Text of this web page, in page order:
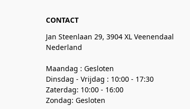
CONTACT
Jan Steenlaan 29, 3904 XL Veenendaal
Nederland
Maandag : Gesloten
Dinsdag - Vrijdag : 10:00 - 17:30
Zaterdag: 10:00 - 16:00
Zondag: Gesloten